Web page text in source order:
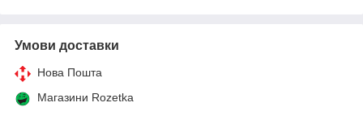
Умови доставки
Нова Пошта
Магазини Rozetka